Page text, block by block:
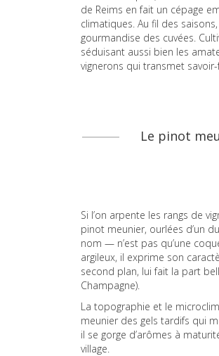
de Reims en fait un cépage
climatiques. Au fil des
gourmandise des cuvées.
séduisant aussi bien les
vignerons qui transmet
Le pinot
Si l’on arpente les rangs de
pinot meunier, ourlées d’un
nom — n’est pas qu’une
argileux, il exprime son
second plan, lui fait la part
Champagne).
La topographie et le
meunier des gels tardifs qui
il se gorge d’arômes à
village.